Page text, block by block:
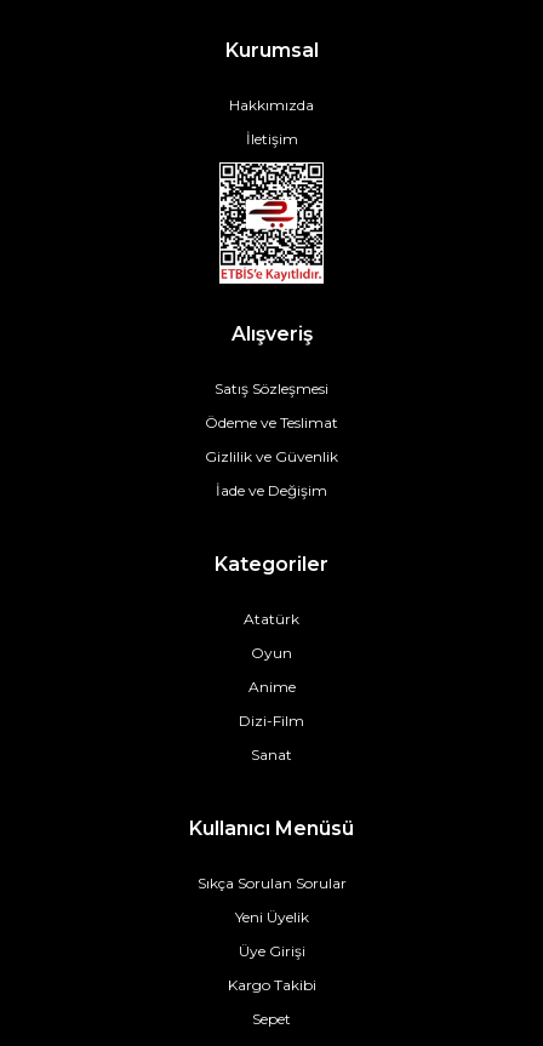
Kurumsal
Hakkımızda
İletişim
Alışveriş
Satış Sözleşmesi
Ödeme ve Teslimat
Gizlilik ve Güvenlik
İade ve Değişim
Kategoriler
Atatürk
Oyun
Anime
Dizi-Film
Sanat
Kullanıcı Menüsü
Sıkça Sorulan Sorular
Yeni Üyelik
Üye Girişi
Kargo Takibi
Sepet